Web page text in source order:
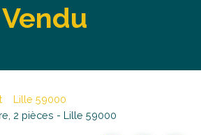
Vendu
Lille 59000
2 pièces - Lille 59000